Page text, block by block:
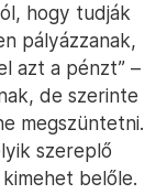
hogy tudják
pályázzanak,
azt a pénzt” –
de szerinte
megszüntetni.
szereplő
belőle.